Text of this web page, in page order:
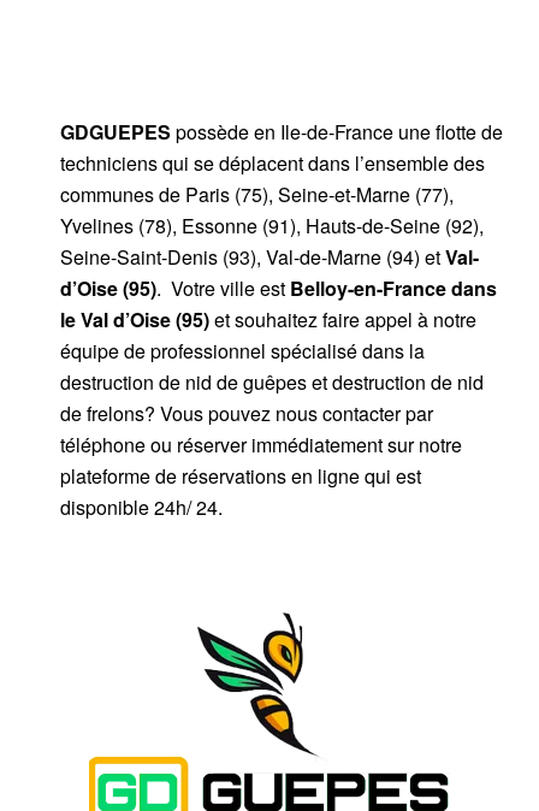
GDGUEPES possède en Ile-de-France une flotte de
techniciens qui se déplacent dans l’ensemble des
communes de Paris (75), Seine-et-Marne (77),
Yvelines (78), Essonne (91), Hauts-de-Seine (92),
Seine-Saint-Denis (93), Val-de-Marne (94) etVal-
d’Oise (95). Votre ville est Belloy-en-France dans
le Val d’Oise (95)et souhaitez faire appel à notre
équipe de professionnel spécialisé dans la
destruction de nid de guêpes et destruction de nid
de frelons? Vous pouvez nous contacter par
téléphone ou réserver immédiatement sur notre
plateforme de réservations en ligne qui est
disponible 24h/ 24.